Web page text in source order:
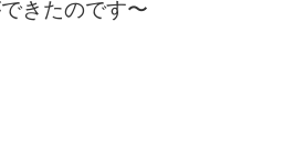
きたのです〜